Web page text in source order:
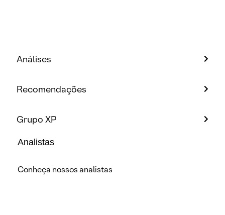
Análises
Recomendações
Grupo XP
Analistas
Conheça nossos analistas